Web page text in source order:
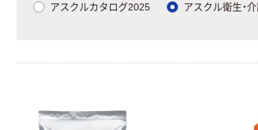
アスクルカタログ2025 アスクル衛生・